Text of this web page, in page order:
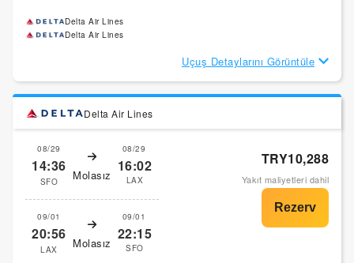
Delta Air Lines
Delta Air Lines
Uçuş Detaylarını Görüntüle
Delta Air Lines
08/29
14:36
SFO Molasız
08/29
16:02
LAX
09/01
20:56
LAX Molasız
09/01
22:15
SFO
TRY10,288
Yakıt maliyetleri dahil